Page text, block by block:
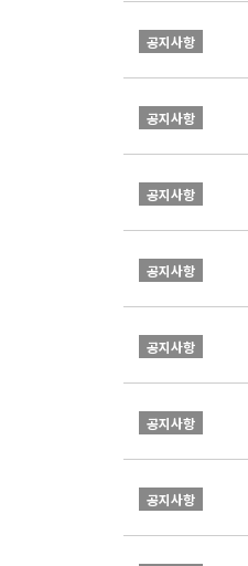
공지사항
공지사항
공지사항
공지사항
공지사항
공지사항
공지사항